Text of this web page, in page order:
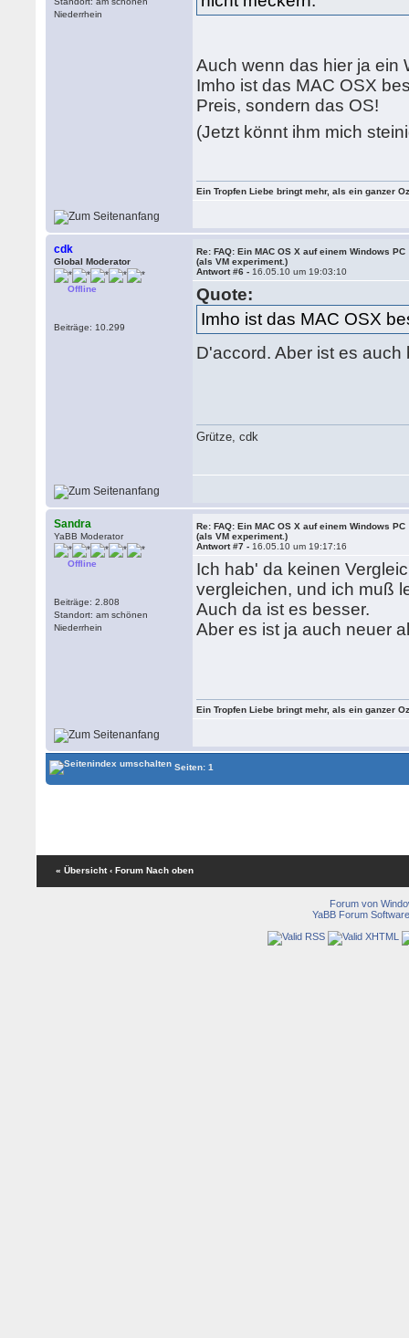
Niederrhein
Auch wenn das hier ja ein
Imho ist das MAC OSX
Preis, sondern das OS!
(Jetzt könnt ihm mich
Ein Tropfen Liebe bringt mehr, als ein ganzer
cdk
Global Moderator
Offline
Beiträge: 10.299
Re: FAQ: Ein MAC OS X auf einem Windows PC
(als VM experiment.)
Antwort #6 - 16.05.10 um 19:03:10
Quote:
Imho ist das MAC OSX
D'accord. Aber ist es
Grütze, cdk
Sandra
YaBB Moderator
Offline
Beiträge: 2.808
Standort: am schönen
Niederrhein
Re: FAQ: Ein MAC OS X auf einem Windows PC
(als VM experiment.)
Antwort #7 - 16.05.10 um 19:17:16
Ich hab' da keinen
vergleichen, und ich muß
Auch da ist es besser.
Aber es ist ja auch neuer
Ein Tropfen Liebe bringt mehr, als ein ganzer
Seiten: 1
« Übersicht ‹ Forum Nach oben
Forum von
YaBB Forum Software